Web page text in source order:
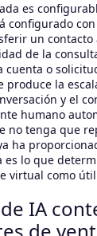
es
configurado
un contacto
de la
cuenta o
produce la
y el
humano
no tenga que
ha
es lo que
virtual como
IA